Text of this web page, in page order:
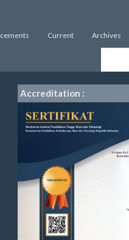
Current Archives
Accreditation :